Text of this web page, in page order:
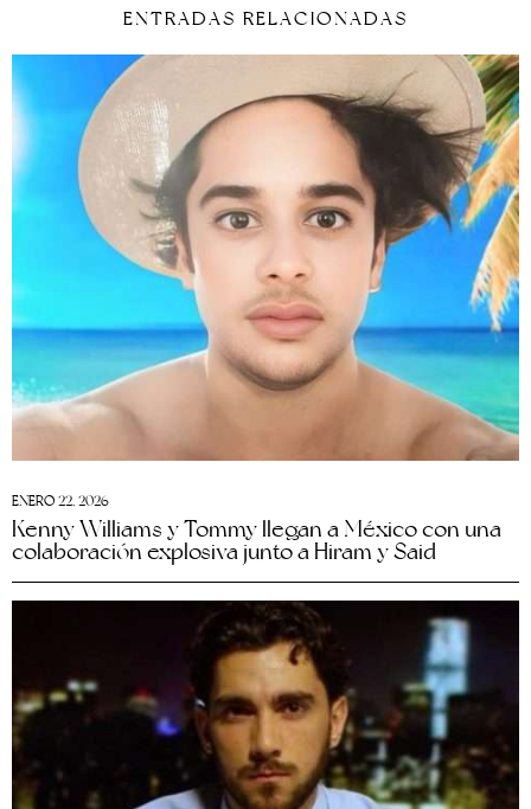
ENTRADAS RELACIONADAS
ENERO 22, 2026
Kenny Williams y Tommy llegan a México con una
colaboración explosiva junto a Hiram y Said